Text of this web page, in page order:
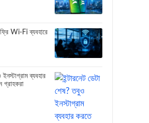
ফ্রি Wi-Fi ব্যবহারে
ব্যবহার
গ্রাহকরা